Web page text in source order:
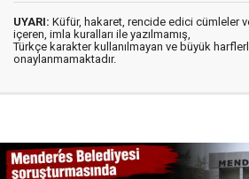
UYARI: Küfür, hakaret, rencide edici cümleler
içeren, imla kuralları ile yazılmamış,
Türkçe karakter kullanılmayan ve büyük
onaylanmamaktadır.